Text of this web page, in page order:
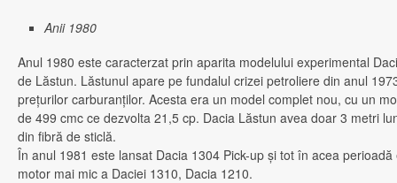
Anii 1980
Anul 1980 este caracterzat prin aparita modelului experimental
de Lăstun. Lăstunul apare pe fundalul crizei petroliere din anul
preţurilor carburanţilor. Acesta era un model complet nou, cu un
de 499 cmc ce dezvolta 21,5 cp. Dacia Lăstun avea doar 3 metri
din fibră de sticlă.
În anul 1981 este lansat Dacia 1304 Pick-up şi tot în acea
motor mai mic a Daciei 1310, Dacia 1210.